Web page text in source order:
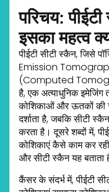
परिचय:
इसका महत्व
पीईटी सीटी स्कैन, जिसे
Emission
(Computed
है, एक अत्याधुनिक
कोशिकाओं और ऊतकों की
दर्शाता है, जबकि सीटी
करता है। दूसरे शब्दों में,
कोशिकाएं कैसे काम कर
और सीटी स्कैन यह बताता
कैंसर के संदर्भ में, पीईटी